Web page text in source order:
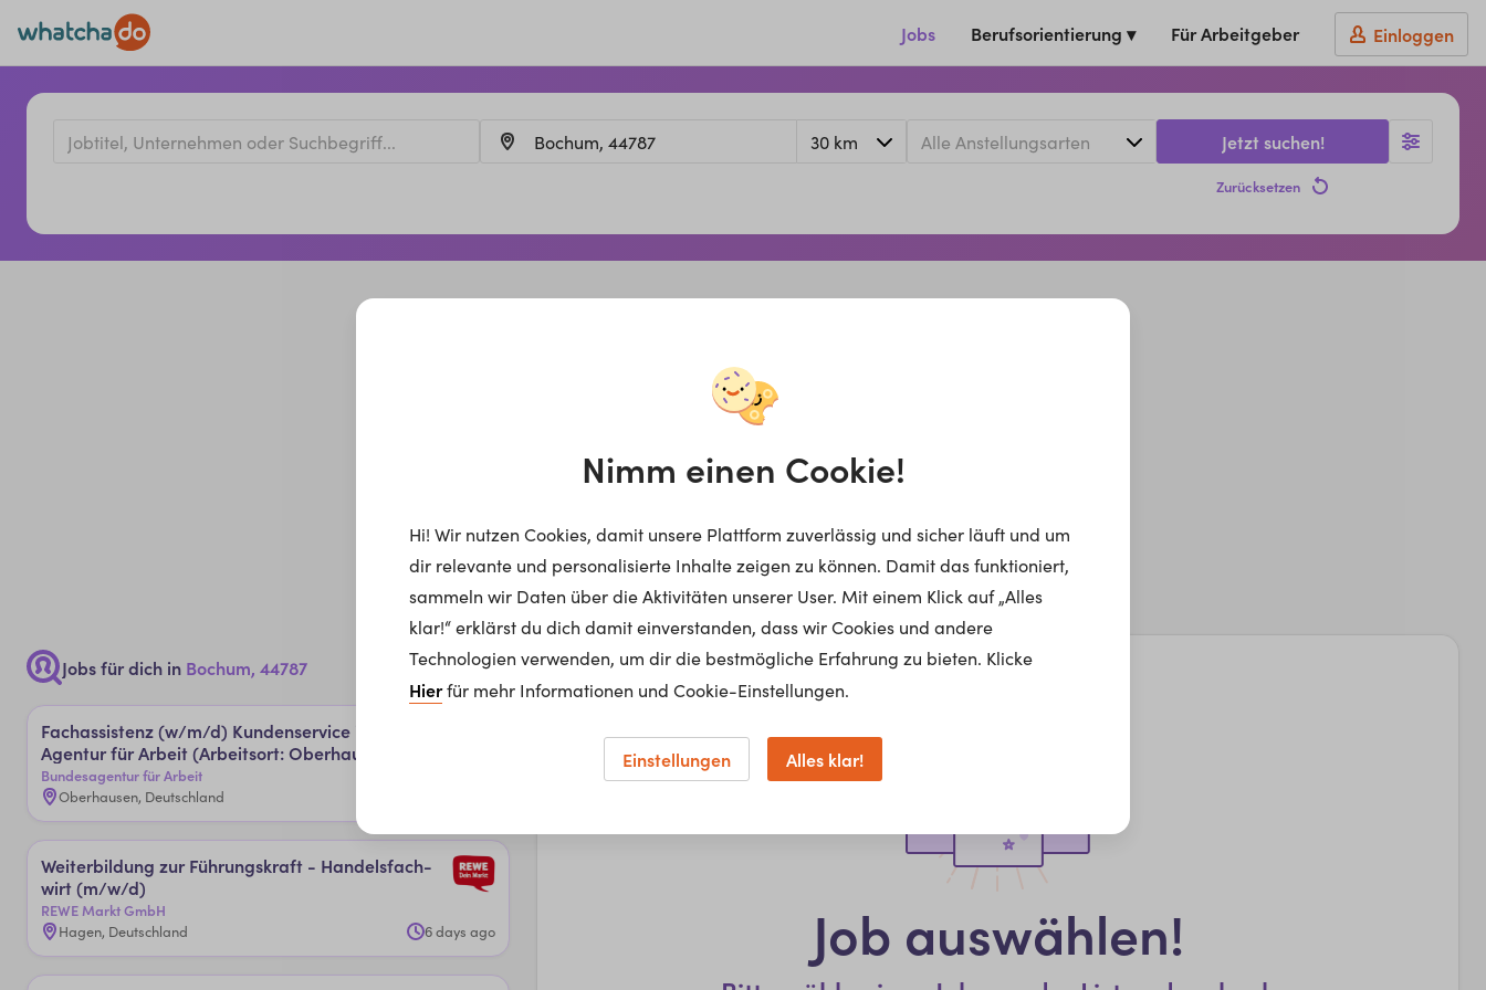
Jobs Berufsorientierung ▾ Für Arbeitgeber Einloggen
Jetzt suchen!
Zurücksetzen
Jobs für dich in Bochum, 44787
Fachas­sis­ten­z (w/m/d) Kun­den­ser­vice­ in ­der
Agen­tur ­für ­Ar­beit (­Ar­beits­or­t: O­ber­hau­sen)
Bundesagentur für Arbeit
Oberhausen, Deutschland
Wei­ter­bil­dun­g zu­r ­Füh­rungs­kraf­t - Han­dels­fach­
wir­t (m/w/d)
REWE Markt GmbH
Hagen, Deutschland 6 days ago Job auswählen!
Nimm einen Cookie!
Hi! Wir nutzen Cookies, damit unsere Plattform zuverlässig und sicher läuft und um
dir relevante und personalisierte Inhalte zeigen zu können. Damit das funktioniert,
sammeln wir Daten über die Aktivitäten unserer User. Mit einem Klick auf „Alles
klar!“ erklärst du dich damit einverstanden, dass wir Cookies und andere
Technologien verwenden, um dir die bestmögliche Erfahrung zu bieten. Klicke
Hierfür mehr Informationen und Cookie-Einstellungen.
Einstellungen Alles klar!